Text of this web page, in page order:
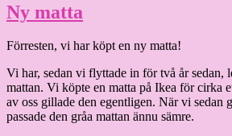
styra
hemmet
Ny matta
Förresten, vi har köpt en ny matta!
Vi har, sedan vi flyttade in för två år sedan,
mattan. Vi köpte en matta på Ikea för cirka
av oss gillade den egentligen. När vi sedan
passade den gråa mattan ännu sämre.